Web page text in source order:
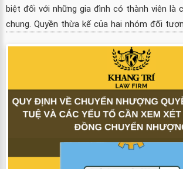
biệt đối với những gia đình có thành viên là
chung. Quyền thừa kế của hai nhóm đối